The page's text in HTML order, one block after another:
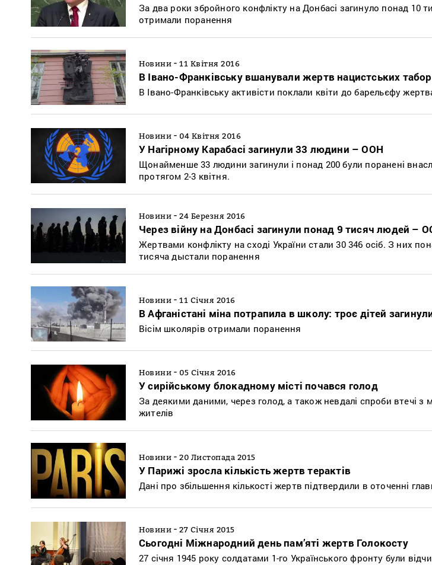
За два роки збройного конфлікту на Донбасі загинуло понад 10
отримали поранення
Новини - 11 Квітня 2016
В Івано-Франківську вшанували жертв нацистських
В Івано-Франківську активісти поклали квіти до барельєфу
Новини - 04 Квітня 2016
У Нагірному Карабасі загинули 33 людини – ООН
Щонайменше 33 людини загинули і понад 200 були поранені
протягом 2-3 квітня.
Новини - 24 Березня 2016
Через війну на Донбасі загинули понад 9 тисяч людей –
Жертвами конфлікту на сході України стали 30 346 осіб. З них
тисяча дыстали поранення
Новини - 11 Січня 2016
В Афганістані міна потрапила в школу: троє дітей
Вісім школярів отримали поранення
Новини - 05 Січня 2016
У сирійському блокадному місті почався голод
За деякими даними, через голод, а також невдалі спроби втечі з
жителів
Новини - 20 Листопада 2015
У Парижі зросла кількість жертв терактів
Дані про збільшення кількості жертв підтвердили в оточенні
Новини - 27 Січня 2015
Сьогодні Міжнародний день пам’яті жертв Голокосту
27 січня 1945 року солдатами 1-го Українського фронту були